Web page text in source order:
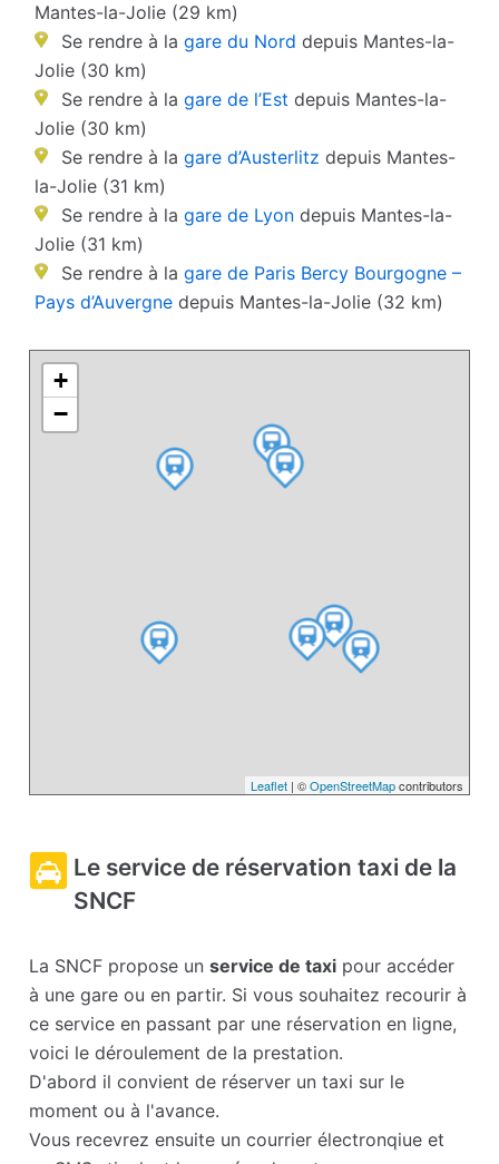
Mantes-la-Jolie (29 km)
Se rendre à la gare du Nord depuis Mantes-la-
Jolie (30 km)
Se rendre à la gare de l’Est depuis Mantes-la-
Jolie (30 km)
Se rendre à la gare d’Austerlitz depuis Mantes-
la-Jolie (31 km)
Se rendre à la gare de Lyon depuis Mantes-la-
Jolie (31 km)
Se rendre à la gare de Paris Bercy Bourgogne –
Pays d’Auvergne depuis Mantes-la-Jolie (32 km)
+
−
Leaflet| ©OpenStreetMapcontributors
Le service de réservation taxi de la
SNCF
La SNCF propose unservice de taxi pour accéder
à une gare ou en partir. Si vous souhaitez recourir à
ce service en passant par une réservation en ligne,
voici le déroulement de la prestation.
D'abord il convient de réserver un taxi sur le
moment ou à l'avance.
Vous recevrez ensuite un courrier électronqiue et